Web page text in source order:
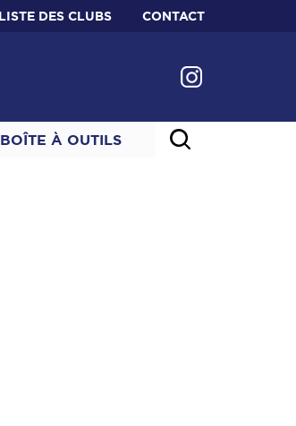
LISTE DES CLUBS CONTACT
BOÎTE À OUTILS